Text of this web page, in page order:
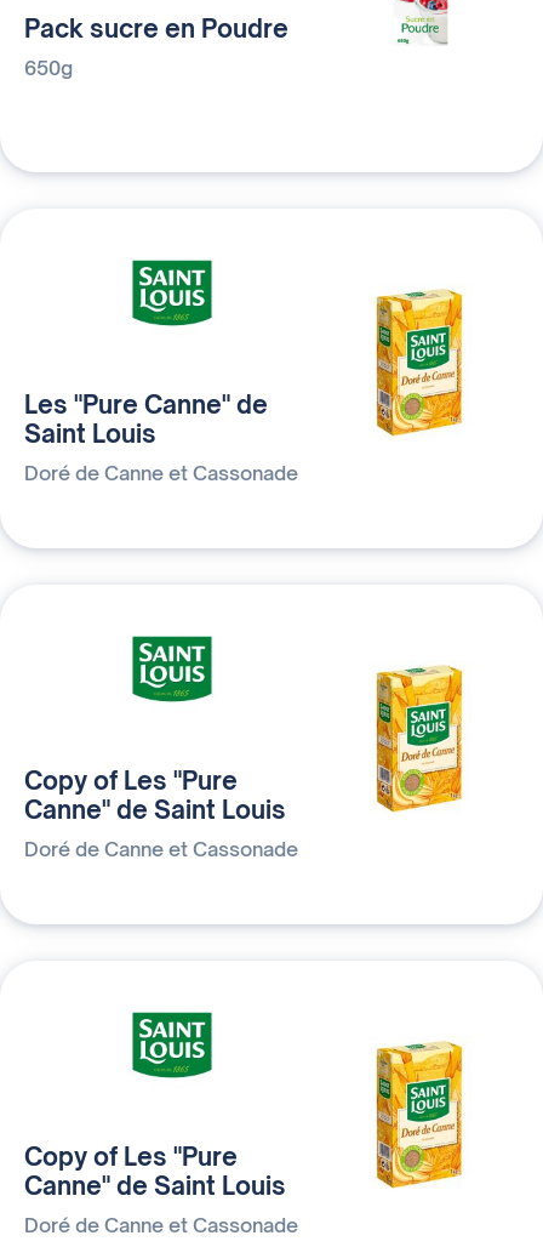
Pack sucre en Poudre
650g
Les "Pure Canne" de
Saint Louis
Doré de Canne et Cassonade
Copy of Les "Pure
Canne" de Saint Louis
Doré de Canne et Cassonade
Copy of Les "Pure
Canne" de Saint Louis
Doré de Canne et Cassonade